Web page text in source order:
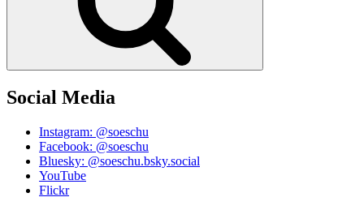
Social Media
Instagram: @soeschu
Facebook: @soeschu
Bluesky: @soeschu.bsky.social
YouTube
Flickr